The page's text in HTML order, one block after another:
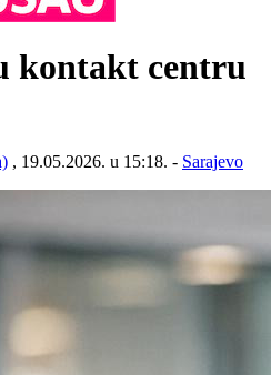
kontakt centru
, 19.05.2026. u 15:18. - Sarajevo